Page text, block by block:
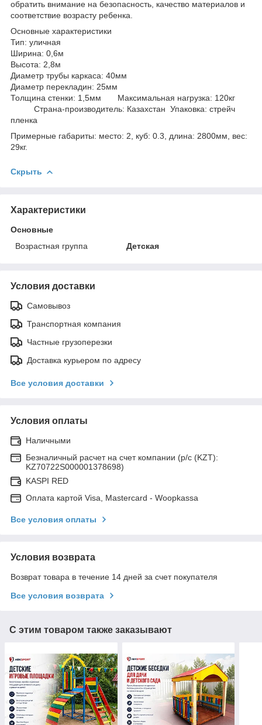
обратить внимание на безопасность, качество материалов и
соответствие возрасту ребенка.
Основные характеристики
Тип: уличная
Ширина: 0,6м
Высота: 2,8м
Диаметр трубы каркаса: 40мм
Диаметр перекладин: 25мм
Толщина стенки: 1,5мм Максимальная нагрузка: 120кг
Страна-производитель: Казахстан Упаковка: стрейч
пленка
Примерные габариты: место: 2, куб: 0.3, длина: 2800мм, вес:
29кг.
Скрыть
Характеристики
Основные
Возрастная группа
Детская
Условия доставки
Самовывоз
Транспортная компания
Частные грузоперезки
Доставка курьером по адресу
Все условия доставки
Условия оплаты
Наличными
Безналичный расчет на счет компании (р/с (KZT):
KZ70722S000001378698)
KASPI RED
Оплата картой Visa, Mastercard - Woopkassa
Все условия оплаты
Условия возврата
Возврат товара в течение 14 дней за счет покупателя
Все условия возврата
С этим товаром также заказывают